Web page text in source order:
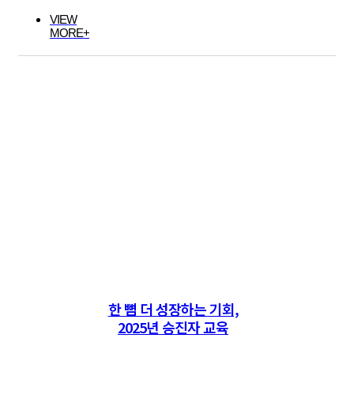
VIEW
MORE+
한 뼘 더 성장하는 기회,
2025년 승진자 교육